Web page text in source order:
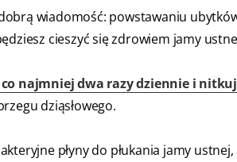
wiadomość: powstawaniu
cieszyć się zdrowiem jamy
co najmniej dwa razy dziennie i
dziąsłowego.
płyny do płukania jamy